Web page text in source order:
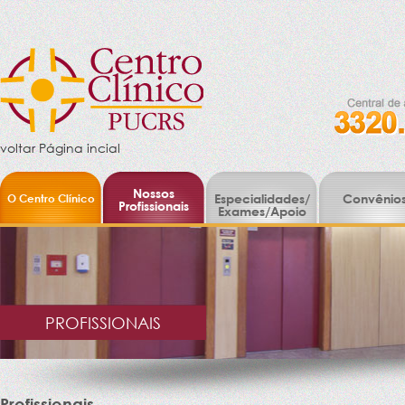
voltar Página incial
O Centro Clínico
Nossos
Profissionais
Especialidades/
Exames/Apoio
PROFISSIONAIS